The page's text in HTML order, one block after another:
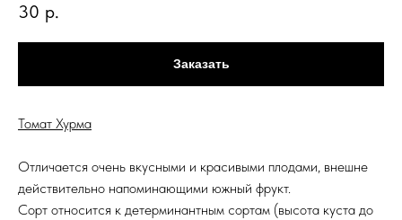
30 р.
Заказать
Томат Хурма
Отличается очень вкусными и красивыми плодами, внешне
действительно напоминающими южный фрукт.
Сорт относится к детерминантным сортам (высота куста до